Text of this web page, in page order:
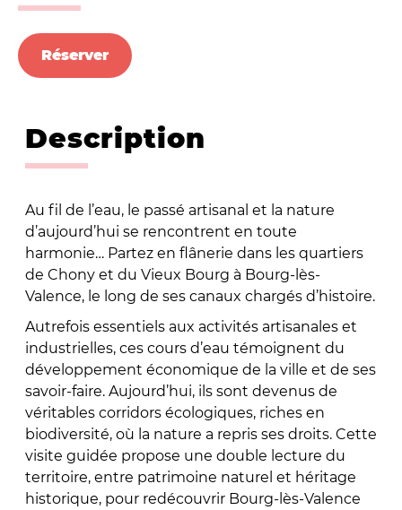
Réserver
Description
Au fil de l’eau, le passé artisanal et la nature
d’aujourd’hui se rencontrent en toute
harmonie… Partez en flânerie dans les quartiers
de Chony et du Vieux Bourg à Bourg-lès-
Valence, le long de ses canaux chargés d’histoire.
Autrefois essentiels aux activités artisanales et
industrielles, ces cours d’eau témoignent du
développement économique de la ville et de ses
savoir-faire. Aujourd’hui, ils sont devenus de
véritables corridors écologiques, riches en
biodiversité, où la nature a repris ses droits. Cette
visite guidée propose une double lecture du
territoire, entre patrimoine naturel et héritage
historique, pour redécouvrir Bourg-lès-Valence